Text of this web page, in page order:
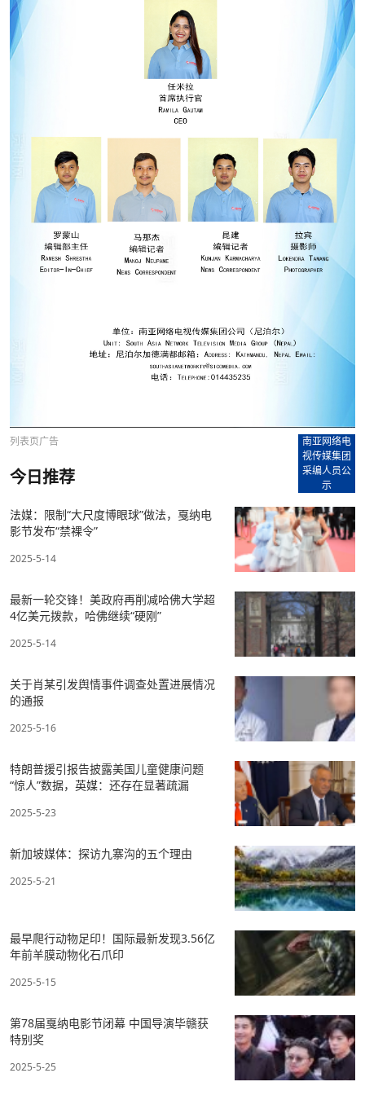
列表页广告
南亚网络电
视传媒集团
采编人员公
示
今日推荐
法媒：限制“大尺度博眼球”做法，戛纳电
影节发布“禁裸令”
2025-5-14
最新一轮交锋！美政府再削减哈佛大学超
4亿美元拨款，哈佛继续“硬刚”
2025-5-14
关于肖某引发舆情事件调查处置进展情况
的通报
2025-5-16
特朗普援引报告披露美国儿童健康问题
“惊人”数据，英媒：还存在显著疏漏
2025-5-23
新加坡媒体：探访九寨沟的五个理由
2025-5-21
最早爬行动物足印！国际最新发现3.56亿
年前羊膜动物化石爪印
2025-5-15
第78届戛纳电影节闭幕 中国导演毕赣获
特别奖
2025-5-25